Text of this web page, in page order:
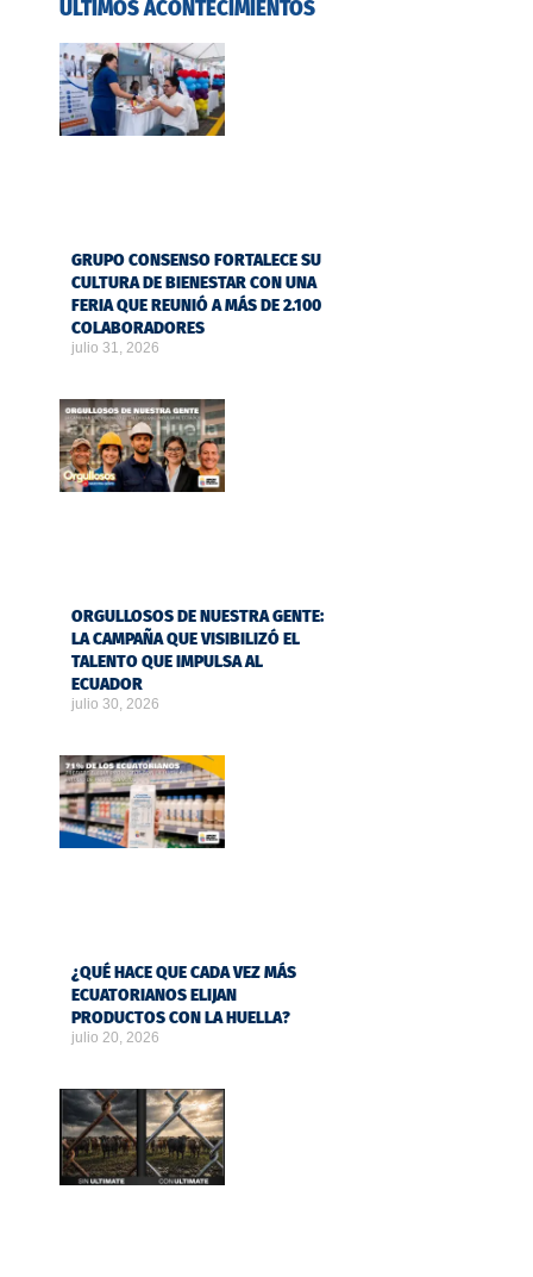
ÚLTIMOS ACONTECIMIENTOS
GRUPO CONSENSO FORTALECE SU
CULTURA DE BIENESTAR CON UNA
FERIA QUE REUNIÓ A MÁS DE 2.100
COLABORADORES
julio 31, 2026
ORGULLOSOS DE NUESTRA GENTE:
LA CAMPAÑA QUE VISIBILIZÓ EL
TALENTO QUE IMPULSA AL
ECUADOR
julio 30, 2026
¿QUÉ HACE QUE CADA VEZ MÁS
ECUATORIANOS ELIJAN
PRODUCTOS CON LA HUELLA?
julio 20, 2026